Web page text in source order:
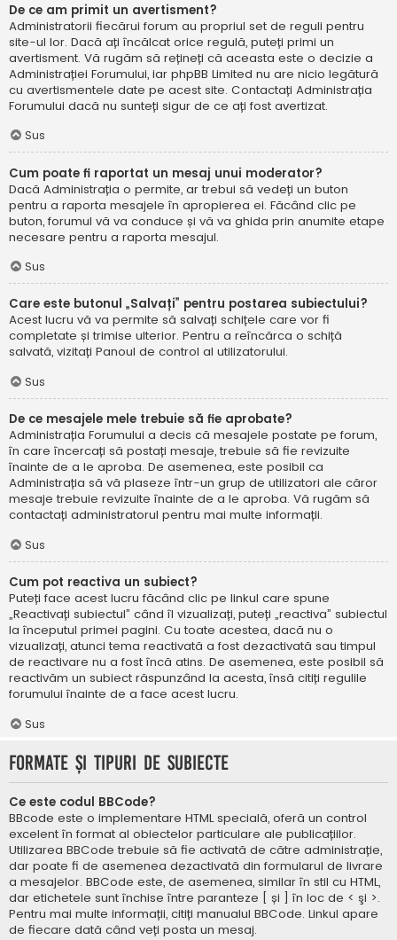
De ce am primit un avertisment?
Administratorii fiecărui forum au propriul set de reguli pentru
site-ul lor. Dacă ați încălcat orice regulă, puteți primi un
avertisment. Vă rugăm să rețineți că aceasta este o decizie a
Administrației Forumului, iar phpBB Limited nu are nicio legătură
cu avertismentele date pe acest site. Contactați Administrația
Forumului dacă nu sunteți sigur de ce ați fost avertizat.
Sus
Cum poate fi raportat un mesaj unui moderator?
Dacă Administrația o permite, ar trebui să vedeți un buton
pentru a raporta mesajele în apropierea ei. Făcând clic pe
buton, forumul vă va conduce și vă va ghida prin anumite etape
necesare pentru a raporta mesajul.
Sus
Care este butonul „Salvați” pentru postarea subiectului?
Acest lucru vă va permite să salvați schițele care vor fi
completate și trimise ulterior. Pentru a reîncărca o schiță
salvată, vizitați Panoul de control al utilizatorului.
Sus
De ce mesajele mele trebuie să fie aprobate?
Administrația Forumului a decis că mesajele postate pe forum,
în care încercați să postați mesaje, trebuie să fie revizuite
înainte de a le aproba. De asemenea, este posibil ca
Administrația să vă plaseze într-un grup de utilizatori ale căror
mesaje trebuie revizuite înainte de a le aproba. Vă rugăm să
contactați administratorul pentru mai multe informații.
Sus
Cum pot reactiva un subiect?
Puteți face acest lucru făcând clic pe linkul care spune
„Reactivați subiectul” când îl vizualizați, puteți „reactiva” subiectul
la începutul primei pagini. Cu toate acestea, dacă nu o
vizualizați, atunci tema reactivată a fost dezactivată sau timpul
de reactivare nu a fost încă atins. De asemenea, este posibil să
reactivăm un subiect răspunzând la acesta, însă citiți regulile
forumului înainte de a face acest lucru.
Sus
Formate și tipuri de subiecte
Ce este codul BBCode?
BBcode este o implementare HTML specială, oferă un control
excelent în format al obiectelor particulare ale publicațiilor.
Utilizarea BBCode trebuie să fie activată de către administrație,
dar poate fi de asemenea dezactivată din formularul de livrare
a mesajelor. BBCode este, de asemenea, similar în stil cu HTML,
dar etichetele sunt închise între paranteze [ și ] în loc de < şi >.
Pentru mai multe informații, citiți manualul BBCode. Linkul apare
de fiecare dată când veți posta un mesaj.